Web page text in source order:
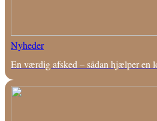
Nyheder
En værdig afsked – sådan hjælper en